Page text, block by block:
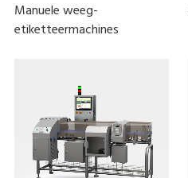
Manuele weeg-
etiketteermachines